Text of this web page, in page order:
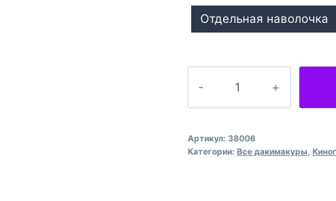
Отдельная наволочка
Дедпул
Марвел
Артикул: 38006
Категории: Все дакимакуры,